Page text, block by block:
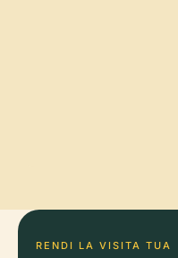
RENDI LA VISITA TUA